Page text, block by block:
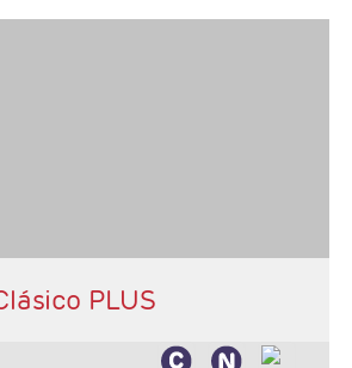
PLUS